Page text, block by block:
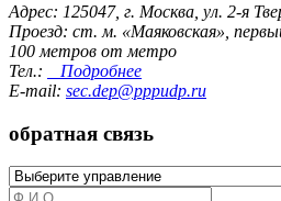
Адрес: 125047, г. Москва, ул. 2-я
Проезд: ст. м. «Маяковская»,
100 метров от метро
Тел.:
Подробнее
E-mail: sec.dep@pppudp.ru
обратная связь